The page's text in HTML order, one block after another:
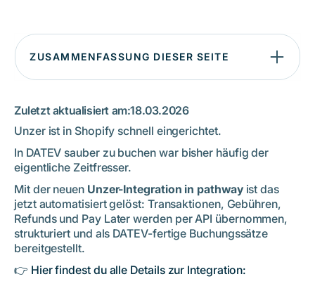
ZUSAMMENFASSUNG DIESER SEITE
Die Lösung: Unzer automatisch mit DATEV verbinden
Besonderheit: Unzer Pay Later richtig verbuchen
Für wen ist die Integration besonders relevant?
verbucht.
Häufig gestellte Fragen zur Unzer Integration
Zuletzt aktualisiert am:18.03.2026
Unzer ist in Shopify schnell eingerichtet.
In DATEV sauber zu buchen war bisher häufig der
eigentliche Zeitfresser.
Mit der neuen Unzer-Integration in pathwayist das
jetzt automatisiert gelöst: Transaktionen, Gebühren,
Refunds und Pay Later werden per API übernommen,
strukturiert und als DATEV-fertige Buchungssätze
bereitgestellt.
👉 Hier findest du alle Details zur Integration: